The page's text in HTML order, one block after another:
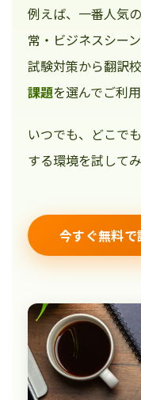
例えば、一番人気
常・ビジネスシー
試験対策から翻訳校
課題を選んでご利
いつでも、どこで
する環境を試して
今すぐ無料で